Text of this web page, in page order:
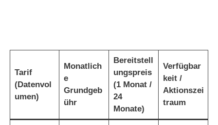
Tarif
(Datenvol
umen)
Monatlich
e
Grundgeb
ühr
Bereitstell
ungspreis
(1 Monat /
24
Monate)
Verfügbar
keit /
Aktionszei
traum